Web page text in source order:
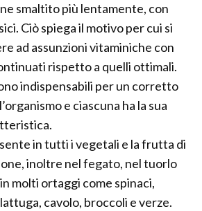
smaltito più lentamente, con
Ciò spiega il motivo per cui si
ad assunzioni vitaminiche con
rispetto a quelli ottimali.
indispensabili per un corretto
e ciascuna ha la sua
in tutti i vegetali e la frutta di
inoltre nel fegato, nel tuorlo
molti ortaggi come spinaci,
cavolo, broccoli e verze.